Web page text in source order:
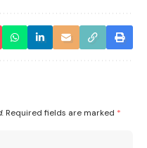
Required fields are marked *